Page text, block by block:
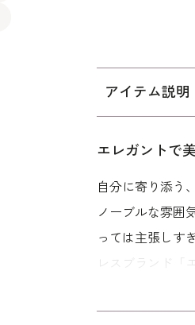
アイテム説明
エレガントで
自分に寄り添う
ノーブルな雰囲
っては主張しす
レスブランド「